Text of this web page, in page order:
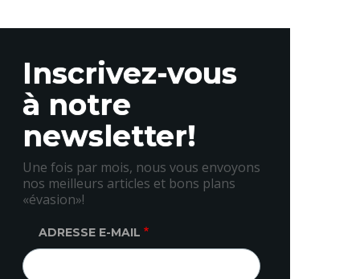
Inscrivez-vous
à notre
newsletter!
Une fois par mois, nous vous envoyons
nos meilleurs articles et bons plans
«évasion»!
ADRESSE E-MAIL